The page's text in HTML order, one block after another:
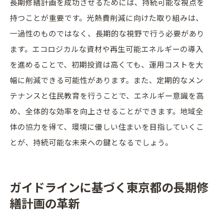
持つことが重要です。光熱費削減に向けた取り組みは、
一過性のものではなく、長期的な視野で行う必要があり
ます。エコロジカルな資材や再生可能エネルギーの導入
を進めることで、初期投資は高くても、運用コストを大
幅に削減できる可能性があります。また、定期的なメン
テナンスと住民教育を行うことで、エネルギー意識を高
め、全体的な効率を向上させることができます。地域全
体の協力を得て、環境に優しい住まいを目指していくこ
とが、持続可能な未来への鍵となるでしょう。
ガイドラインに基づく東京都の長期修
繕計画の革新